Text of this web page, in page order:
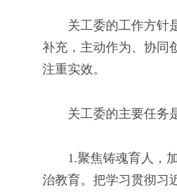
关工委的工作方针
补充，主动作为、协同
注重实效。
关工委的主要任务
1.聚焦铸魂育人，加
治教育。把学习贯彻习